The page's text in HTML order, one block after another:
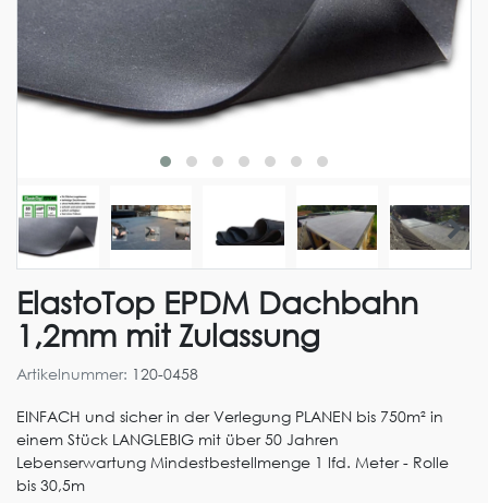
ElastoTop EPDM Dachbahn
1,2mm mit Zulassung
Artikelnummer: 120-0458
EINFACH und sicher in der Verlegung PLANEN bis 750m² in
einem Stück LANGLEBIG mit über 50 Jahren
Lebenserwartung Mindestbestellmenge 1 lfd. Meter - Rolle
bis 30,5m